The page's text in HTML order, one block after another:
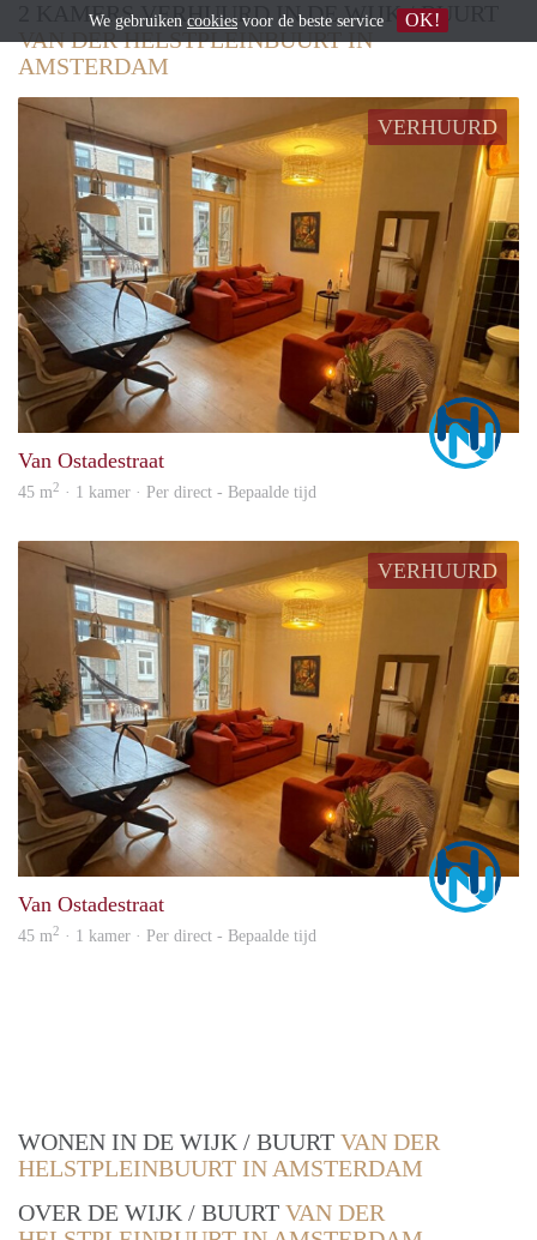
2 KAMERS VERHUURD IN DE WIJK / BUURT
VAN DER HELSTPLEINBUURT IN
AMSTERDAM
VERHUURD
Van Ostadestraat
45 m2 · 1 kamer · Per direct - Bepaalde tijd
VERHUURD
Van Ostadestraat
45 m2 · 1 kamer · Per direct - Bepaalde tijd
WONEN IN DE WIJK / BUURT VAN DER
HELSTPLEINBUURT IN AMSTERDAM
OVER DE WIJK / BUURT VAN DER
We gebruiken cookies voor de beste service OK!